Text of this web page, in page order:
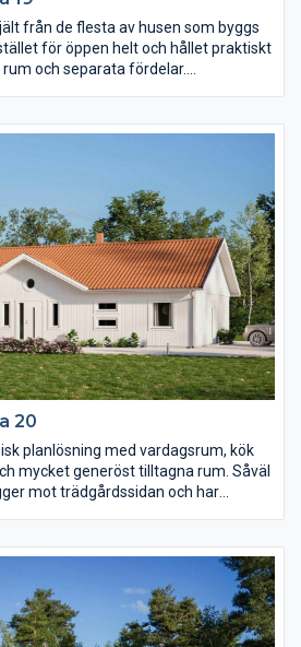
från de flesta av husen som byggs
för öppen helt och hållet praktiskt
och separata fördelar.
två barn- och ungdomssovrummen
20
planlösning med vardagsrum, kök
mycket generöst tilltagna rum. Såväl
mot trädgårdssidan och har